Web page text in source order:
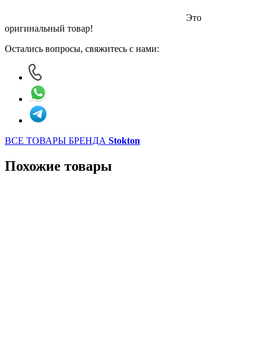
Это
оригинальный товар!
Остались вопросы, свяжитесь с нами:
ВСЕ ТОВАРЫ БРЕНДА Stokton
Похожие товары